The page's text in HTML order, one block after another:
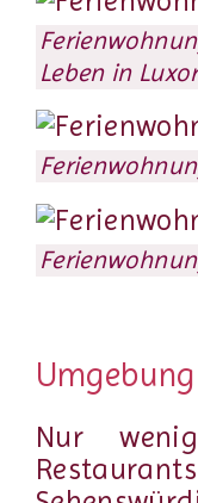
Leben in Luxor
Umgebung
Nur